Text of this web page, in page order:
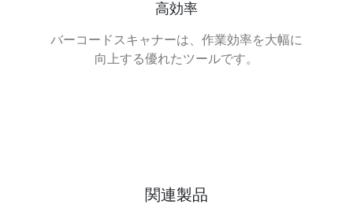
高効率
バーコードスキャナーは、作業効率を大幅に
向上する優れたツールです。
関連製品